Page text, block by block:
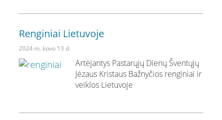
Renginiai Lietuvoje
2024 m. kovo 13 d.
Artėjantys Pastarųjų Dienų Šventųjų
Jėzaus Kristaus Bažnyčios renginiai ir
veiklos Lietuvoje